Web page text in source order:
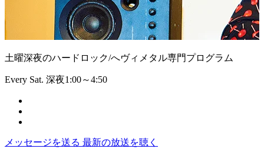
土曜深夜のハードロック/へヴィメタル専門プログラム
Every Sat. 深夜1:00～4:50
メッセージを送る 最新の放送を聴く